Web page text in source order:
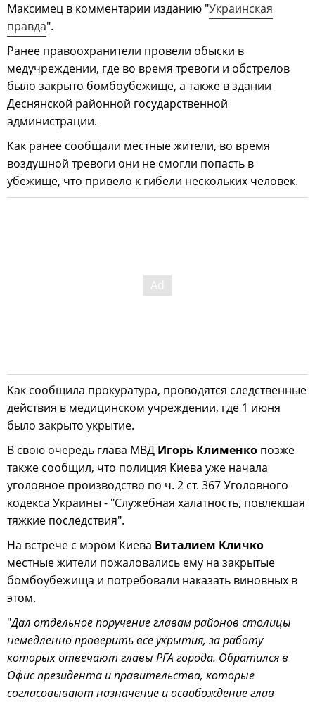
Максимец в комментарии изданию "Украинская
правда".
Ранее правоохранители провели обыски в
медучреждении, где во время тревоги и обстрелов
было закрыто бомбоубежище, а также в здании
Деснянской районной государственной
администрации.
Как ранее сообщали местные жители, во время
воздушной тревоги они не смогли попасть в
убежище, что привело к гибели нескольких человек.
Как сообщила прокуратура, проводятся следственные
действия в медицинском учреждении, где 1 июня
было закрыто укрытие.
В свою очередь глава МВД Игорь Клименко позже
также сообщил, что полиция Киева уже начала
уголовное производство по ч. 2 ст. 367 Уголовного
кодекса Украины - "Служебная халатность, повлекшая
тяжкие последствия".
На встрече с мэром Киева Виталием Кличко
местные жители пожаловались ему на закрытые
бомбоубежища и потребовали наказать виновных в
этом.
"Дал отдельное поручение главам районов столицы
немедленно проверить все укрытия, за работу
которых отвечают главы РГА города. Обратился в
Офис президента и правительства, которые
согласовывают назначение и освобождение глав